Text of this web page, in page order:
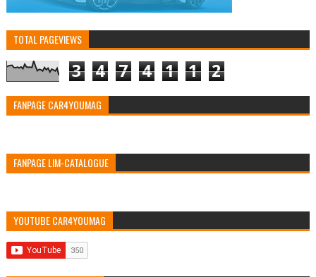
TOTAL PAGEVIEWS
3 4 7 4 1 1 2
FANPAGE CAR4YOUMAG
FANPAGE LIM-CATALOGUE
YOUTUBE CAR4YOUMAG